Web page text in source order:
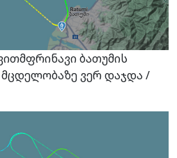
ბათუმის
ვერ დაჯდა /